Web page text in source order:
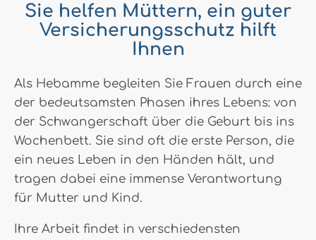
Sie helfen Müttern, ein guter
Versicherungsschutz hilft
Ihnen
Als Hebamme begleiten Sie Frauen durch eine
der bedeutsamsten Phasen ihres Lebens: von
der Schwangerschaft über die Geburt bis ins
Wochenbett. Sie sind oft die erste Person, die
ein neues Leben in den Händen hält, und
tragen dabei eine immense Verantwortung
für Mutter und Kind.
Ihre Arbeit findet in verschiedensten